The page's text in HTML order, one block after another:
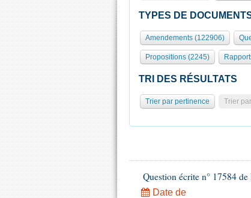
TYPES DE
Amendements (122906)
Propositions (2245)
TRI DES RÉSULTATS
Trier par pertinence Trier
Question écrite n° 17584
Date de